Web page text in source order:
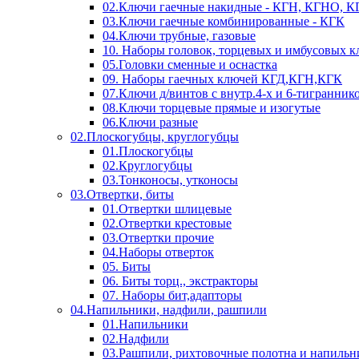
02.Ключи гаечные накидные - КГН, КГНО,
03.Ключи гаечные комбинированные - КГК
04.Ключи трубные, газовые
10. Наборы головок, торцевых и имбусовых
05.Головки сменные и оснастка
09. Наборы гаечных ключей КГД,КГН,КГК
07.Ключи д/винтов с внутр.4-х и 6-
08.Ключи торцевые прямые и изогутые
06.Ключи разные
02.Плоскогубцы, круглогубцы
01.Плоскогубцы
02.Круглогубцы
03.Тонконосы, утконосы
03.Отвертки, биты
01.Отвертки шлицевые
02.Отвертки крестовые
03.Отвертки прочие
04.Наборы отверток
05. Биты
06. Биты торц., экстракторы
07. Наборы бит,адапторы
04.Напильники, надфили, рашпили
01.Напильники
02.Надфили
03.Рашпили, рихтовочные полотна и